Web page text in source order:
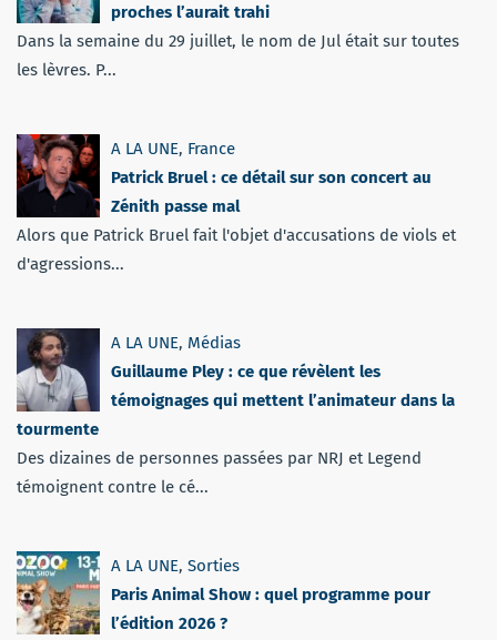
proches l’aurait trahi
Dans la semaine du 29 juillet, le nom de Jul était sur toutes
les lèvres. P...
A LA UNE, France
Patrick Bruel : ce détail sur son concert au
Zénith passe mal
Alors que Patrick Bruel fait l'objet d'accusations de viols et
d'agressions...
A LA UNE, Médias
Guillaume Pley : ce que révèlent les
témoignages qui mettent l’animateur dans la
tourmente
Des dizaines de personnes passées par NRJ et Legend
témoignent contre le cé...
A LA UNE, Sorties
Paris Animal Show : quel programme pour
l’édition 2026 ?